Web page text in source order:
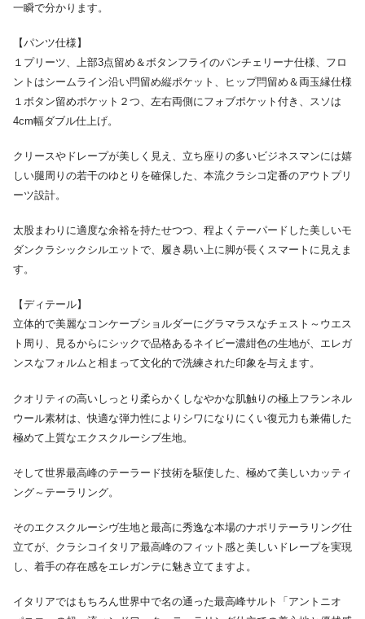
一瞬で分かります。
【パンツ仕様】
１プリーツ、上部3点留め＆ボタンフライのパンチェリーナ仕様、フロ
ントはシームライン沿い閂留め縦ポケット、ヒップ閂留め＆両玉縁仕様
１ボタン留めポケット２つ、左右両側にフォブポケット付き、スソは
4cm幅ダブル仕上げ。
クリースやドレープが美しく見え、立ち座りの多いビジネスマンには嬉
しい腿周りの若干のゆとりを確保した、本流クラシコ定番のアウトプリ
ーツ設計。
太股まわりに適度な余裕を持たせつつ、程よくテーパードした美しいモ
ダンクラシックシルエットで、履き易い上に脚が長くスマートに見えま
す。
【ディテール】
立体的で美麗なコンケーブショルダーにグラマラスなチェスト～ウエス
ト周り、見るからにシックで品格あるネイビー濃紺色の生地が、エレガ
ンスなフォルムと相まって文化的で洗練された印象を与えます。
クオリティの高いしっとり柔らかくしなやかな肌触りの極上フランネル
ウール素材は、快適な弾力性によりシワになりにくい復元力も兼備した
極めて上質なエクスクルーシブ生地。
そして世界最高峰のテーラード技術を駆使した、極めて美しいカッティ
ング～テーラリング。
そのエクスクルーシヴ生地と最高に秀逸な本場のナポリテーラリング仕
立てが、クラシコイタリア最高峰のフィット感と美しいドレープを実現
し、着手の存在感をエレガンテに魅き立てますよ。
イタリアではもちろん世界中で名の通った最高峰サルト「アントニオ